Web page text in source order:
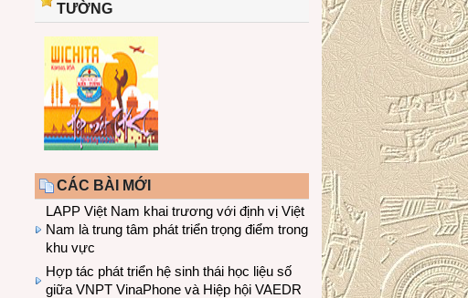
TƯỜNG
CÁC BÀI MỚI
LAPP Việt Nam khai trương với định vị Việt
Nam là trung tâm phát triển trọng điểm trong
khu vực
Hợp tác phát triển hệ sinh thái học liệu số
giữa VNPT VinaPhone và Hiệp hội VAEDR